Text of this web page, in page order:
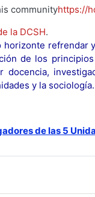
communityhttps://
la DCSH.
horizonte refrendar
de los
docencia,
y la sociología.
de las 5